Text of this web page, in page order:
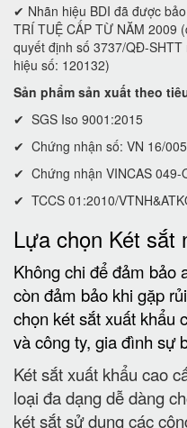
✔ Nhãn hiệu BDI đã được
TRÍ TUỆ CẤP TỪ NĂM 2009
quyết định số 3737/QĐ-
hiệu số: 120132)
Sản phẩm sản xuất theo
✔ SGS Iso 9001:2015
✔ Chứng nhận số: VN 16/
✔ Chứng nhận VINCAS 049-
✔ TCCS 01:2010/
Lựa chọn Két sắt
Không chi để đảm bảo
còn đảm bảo khi gặp
chọn két sắt xuất khẩu
và công ty, gia đình sự
Két sắt xuất khẩu cao
loại đa dạng dễ dàng
két sắt sử dụng các